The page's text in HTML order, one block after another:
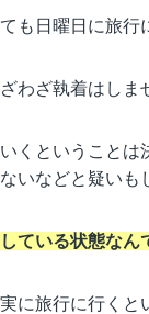
も日曜日に旅行
わざ執着はしま
くということは
いなどと疑いも
ている状態なん
に旅行に行くと